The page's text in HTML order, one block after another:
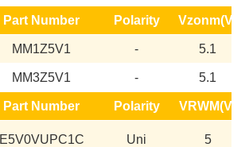
Part Number Polarity Vzonm(V)
MM1Z5V1 - 5.1
MM3Z5V1 - 5.1
Part Number Polarity VRWM(V)
E5V0VUPC1C Uni 5